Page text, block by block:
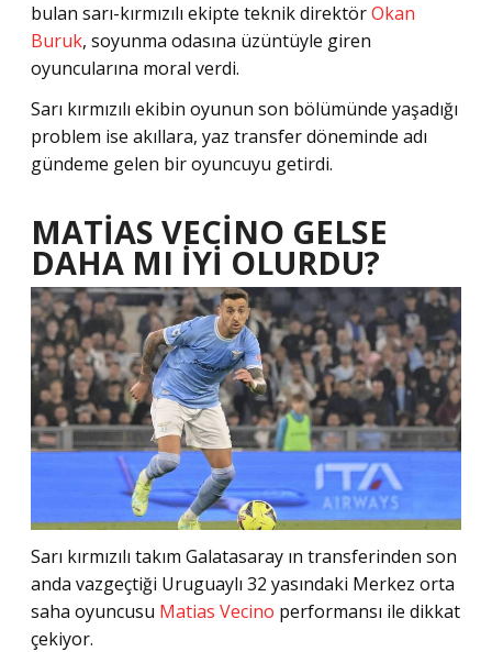
bulan sarı-kırmızılı ekipte teknik direktörOkan
Buruk, soyunma odasına üzüntüyle giren
oyuncularına moral verdi.
Sarı kırmızılı ekibin oyunun son bölümünde yaşadığı
problem ise akıllara, yaz transfer döneminde adı
gündeme gelen bir oyuncuyu getirdi.
MATİAS VECİNO GELSE
DAHA MI İYİ OLURDU?
Sarı kırmızılı takım Galatasaray ın transferinden son
anda vazgeçtiği Uruguaylı 32 yasındaki Merkez orta
saha oyuncusu Matias Vecino performansı ile dikkat
çekiyor.